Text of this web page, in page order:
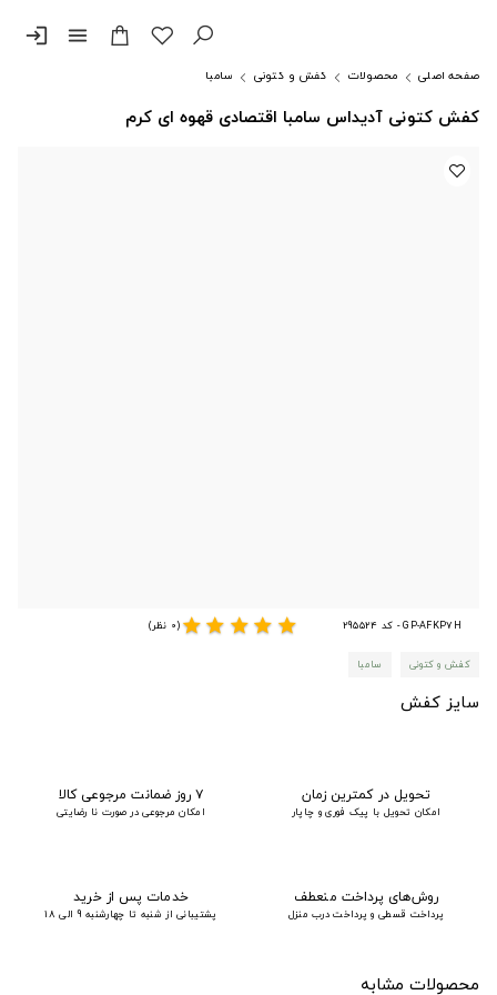
menu
login
صفحه اصلی محصولات کفش و کتونی سامبا
کفش کتونی آدیداس سامبا اقتصادی قهوه ای کرم
GP-AFKP7H - کد 295524 star
star
star
star
star(0 نظر)
کفش و کتونی سامبا
سایز کفش
تحویل در کمترین زمان
امکان تحویل با پیک فوری و چاپار
۷ روز ضمانت مرجوعی کالا
امکان مرجوعی در صورت نا رضایتی
روش‌های پرداخت منعطف
پرداخت قسطی و پرداخت درب منزل
خدمات پس از خرید
پشتیبانی از شنبه تا چهارشنبه 9 الی 18
محصولات مشابه